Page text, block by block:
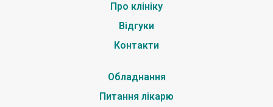
Про клініку
Відгуки
Контакти
Обладнання
Питання лікарю